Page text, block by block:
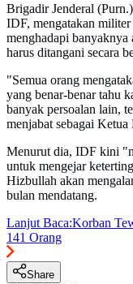
Brigadir Jenderal
IDF, mengatakan
menghadapi banyaknya
harus ditangani secara
"Semua orang
yang benar-benar tahu
banyak persoalan lain,
menjabat sebagai
Menurut dia, IDF kini
untuk mengejar
Hizbullah akan
bulan mendatang.
Lanjut Baca:Korban
141 Orang
Share